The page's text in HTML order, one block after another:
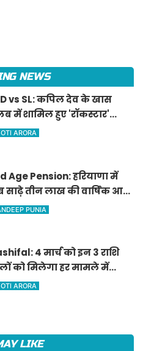
NEWS
vs SL: कपिल देव के खास
में शामिल हुए 'रॉकस्टार'
ऐसा करने वाले बने मात्र
ARORA
Age Pension: हरियाणा में
साढ़े तीन लाख की वार्षिक आय
बुजुर्गों को भी मिलेगी बुढ़ापा
PUNIA
4 मार्च को इन 3 राशि
को मिलेगा हर मामले में
का साथ, पढ़ें 12 राशियों का
ARORA
LIKE